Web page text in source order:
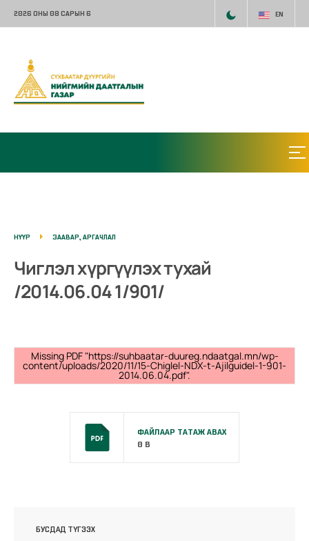
2026 ОНЫ 08 САРЫН 6 EN
НҮҮР ЗААВАР, АРГАЧЛАЛ
Чиглэл хүргүүлэх тухай
/2014.06.04 1/901/
Missing PDF "https://suhbaatar-duureg.ndaatgal.mn/wp-
content/uploads/2020/11/15-Chiglel-NDX-t-Ajilguidel-1-901-
2014.06.04.pdf".
ФАЙЛААР ТАТАЖ АВАХ
0 B
БУСДАД ТҮГЭЭХ